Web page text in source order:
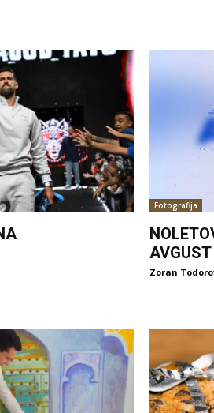
Fotografija
Zoran